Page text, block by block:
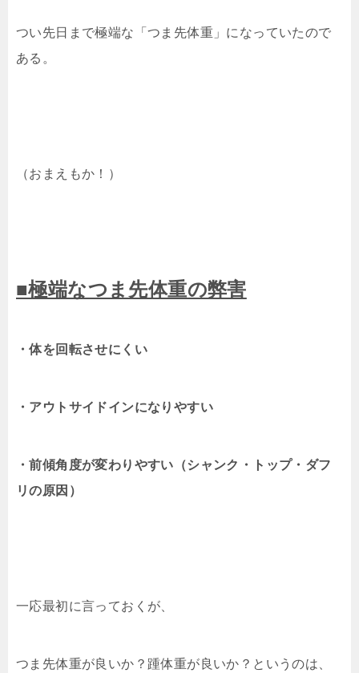
つい先日まで極端な「つま先体重」になっていたので
ある。
（おまえもか！）
■極端なつま先体重の弊害
・体を回転させにくい
・アウトサイドインになりやすい
・前傾角度が変わりやすい（シャンク・トップ・ダフ
リの原因）
一応最初に言っておくが、
つま先体重が良いか？踵体重が良いか？というのは、